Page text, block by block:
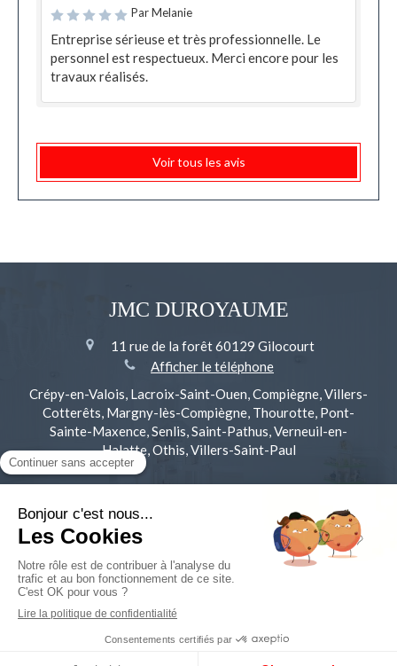
Par Melanie
Entreprise sérieuse et très professionnelle. Le
personnel est respectueux. Merci encore pour les
travaux réalisés.
Voir tous les avis
JMC DUROYAUME
11 rue de la forêt60129 Gilocourt
Afficher le téléphone
Crépy-en-Valois, Lacroix-Saint-Ouen, Compiègne, Villers-
Cotterêts, Margny-lès-Compiègne, Thourotte, Pont-
Sainte-Maxence, Senlis, Saint-Pathus, Verneuil-en-
Halatte, Othis, Villers-Saint-Paul
Plan du site
Mentions légales
©2019 JMC DUROYAUME - Entreprise générale du
bâtiment
Création et référencement du site par Simplébo
Ce site a été proposé parLa Maison Saint Gobain